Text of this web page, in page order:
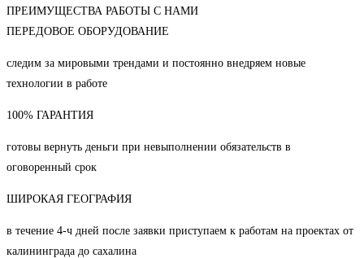
ПРЕИМУЩЕСТВА РАБОТЫ С НАМИ
ПЕРЕДОВОЕ ОБОРУДОВАНИЕ
следим за мировыми трендами и постоянно внедряем новые
технологии в работе
100% ГАРАНТИЯ
готовы вернуть деньги при невыполнении обязательств в
оговоренный срок
ШИРОКАЯ ГЕОГРАФИЯ
в течение 4-ч дней после заявки приступаем к работам на проектах от
калининграда до сахалина